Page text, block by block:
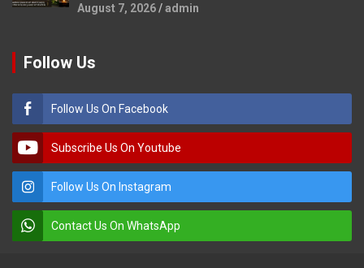
August 7, 2026 admin
Follow Us
Follow Us On Facebook
Subscribe Us On Youtube
Follow Us On Instagram
Contact Us On WhatsApp